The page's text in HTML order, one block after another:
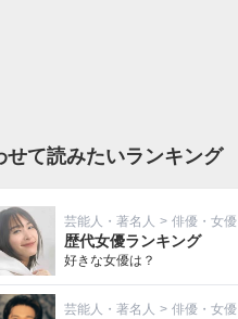
せて読みたいランキング
芸能人・著名人 > 俳優・女優
歴代女優ランキング
好きな女優は？
芸能人・著名人 > 俳優・女優